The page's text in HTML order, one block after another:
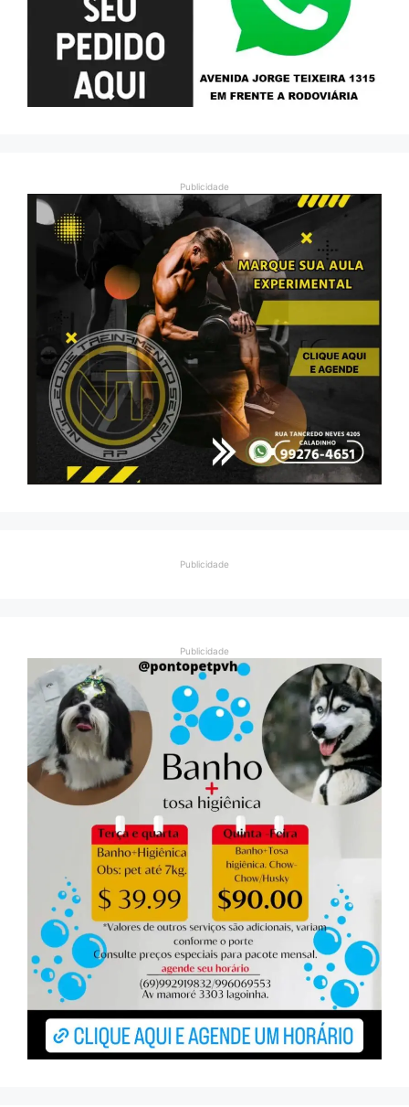
Publicidade
Publicidade
Publicidade